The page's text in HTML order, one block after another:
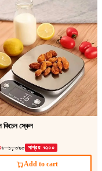
কিচেন স্কেল
৳ ১,০৯০ সাশ্রয় ৳১০০
Add to cart